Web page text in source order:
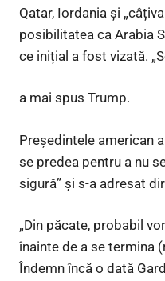
Qatar, Iordania și
posibilitatea ca Arabia
ce inițial a fost vizată.
a mai spus Trump.
Președintele american
se predea pentru a nu
sigură” și s-a adresat
„Din păcate, probabil
înainte de a se termina
Îndemn încă o dată